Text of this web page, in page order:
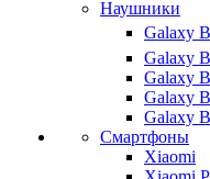
Наушники
Galaxy
Galaxy
Galaxy
Galaxy
Galaxy
Смартфоны
Xiaomi